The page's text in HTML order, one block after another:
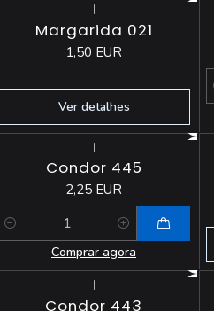
|
Margarida 021
1,50 EUR
Ver detalhes
|
Condor 445
2,25 EUR
Comprar agora
|
Condor 443